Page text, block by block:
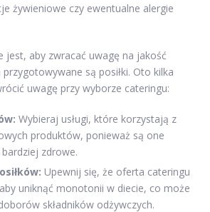
żywieniowe czy ewentualne alergie
jest, aby zwracać uwagę na jakość
są posiłki. Oto kilka
uwagę przy wyborze cateringu:
Wybieraj usługi, które korzystają z
produktów, ponieważ są one
zdrowe.
Upewnij się, że oferta cateringu
uniknąć monotonii w diecie, co może
składników odżywczych.